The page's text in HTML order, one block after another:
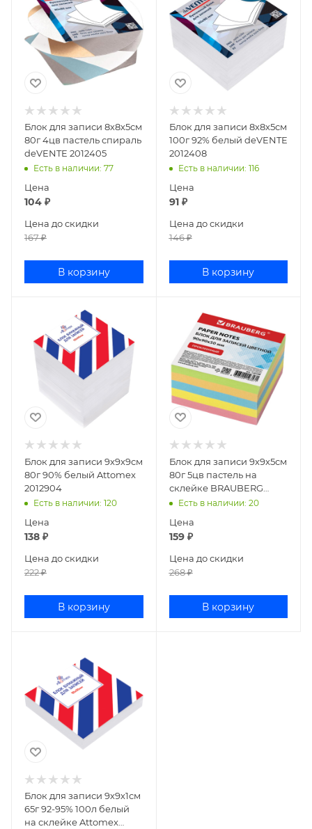
Блок для записи 8х8х5см
80г 4цв пастель спираль
deVENTE 2012405
Есть в наличии: 77
Цена
104 ₽
Цена до скидки
167₽
В корзину
Блок для записи 8х8х5см
100г 92% белый deVENTE
2012408
Есть в наличии: 116
Цена
91₽
Цена до скидки
146₽
В корзину
Блок для записи 9x9x9см
80г 90% белый Attomex
2012904
Есть в наличии: 120
Цена
138 ₽
Цена до скидки
222₽
В корзину
Блок для записи 9х9х5см
80г 5цв пастель на
склейке BRAUBERG
129199
Есть в наличии: 20
Цена
159₽
Цена до скидки
268₽
В корзину
Блок для записи 9х9х1см
65г 92-95% 100л белый
на склейке Attomex